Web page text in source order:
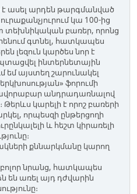
է ասել արդեն թարգմանված
կա 100-ից
տեխնիկական բառեր, որոնց
գտնել, հատկապես
լեզուն կարծես նոր է
ինտերնետային
եմ այստեղ շարունակել
ֆորումի
անդրադառնալով
կարելի է որոշ բառերի
որպեսզի ընթերցողի
և հեշտ կիրառելի
քննարկմանը կարող
բոլոր նրանց, հատկապես
են առել այդ դժվարին